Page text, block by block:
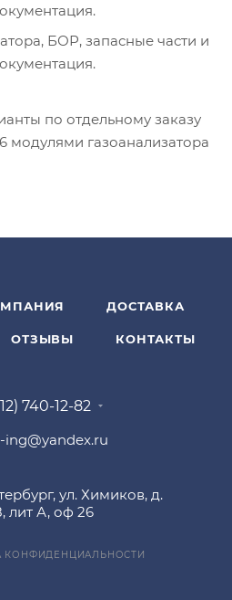
БОР, запасные части и
по отдельному заказу
модулями газоанализатора
ДОСТАВКА
ОТЗЫВЫ КОНТАКТЫ
740-12-82
ing@yandex.ru
ул. Химиков, д.
лит А, оф 26
КОНФИДЕНЦИАЛЬНОСТИ